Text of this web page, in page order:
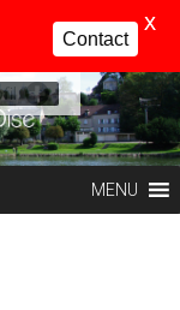
MENU
Contact
X